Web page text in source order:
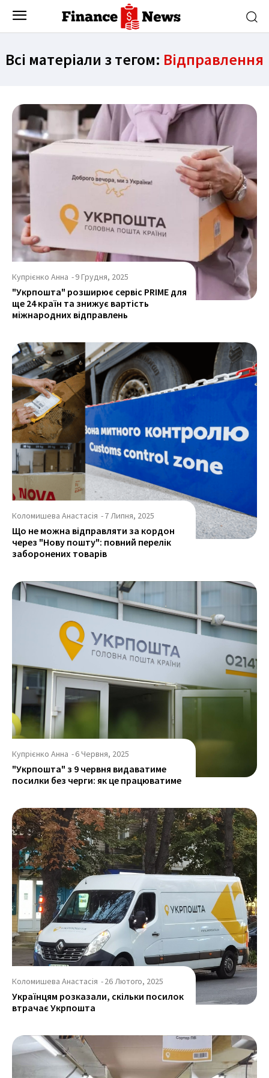
Всі матеріали з тегом: Відправлення
Купрієнко Анна -9 Грудня, 2025
"Укрпошта" розширює сервіс PRIME для
ще 24 країн та знижує вартість
міжнародних відправлень
Коломишева Анастасія -7 Липня, 2025
Що не можна відправляти за кордон
через "Нову пошту": повний перелік
заборонених товарів
Купрієнко Анна -6 Червня, 2025
"Укрпошта" з 9 червня видаватиме
посилки без черги: як це працюватиме
Коломишева Анастасія -26 Лютого, 2025
Українцям розказали, скільки посилок
втрачає Укрпошта